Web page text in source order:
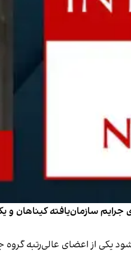
جرایم سازمان‌یافته